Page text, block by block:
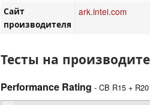
Сайт
производителя
ark.intel.com
Тесты на
Performance Rating - CB R15 +